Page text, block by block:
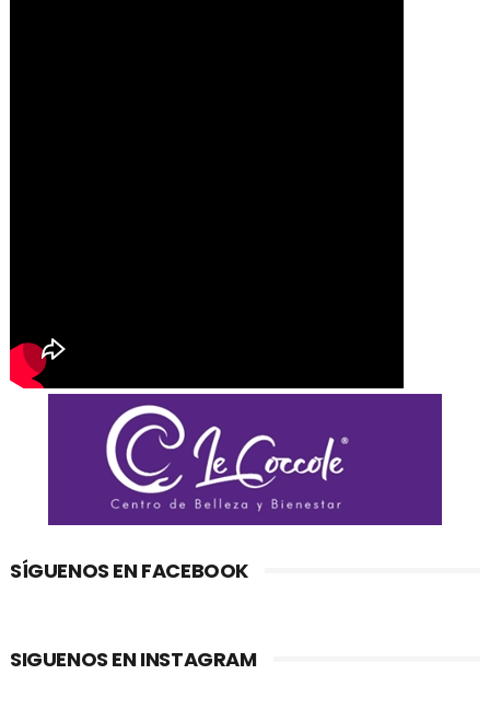
SÍGUENOS EN FACEBOOK
SIGUENOS EN INSTAGRAM